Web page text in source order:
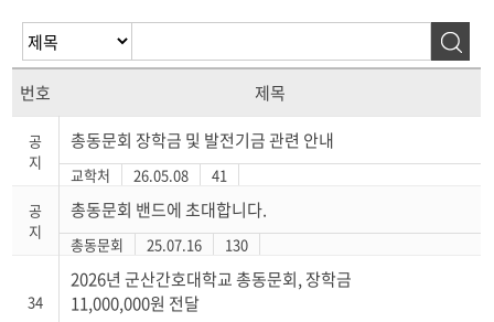
번호 제목
공
지
총동문회 장학금 및 발전기금 관련 안내
교학처 26.05.08
41
공
지
총동문회 밴드에 초대합니다.
총동문회 25.07.16 130
34
2026년 군산간호대학교 총동문회, 장학금
11,000,000원 전달